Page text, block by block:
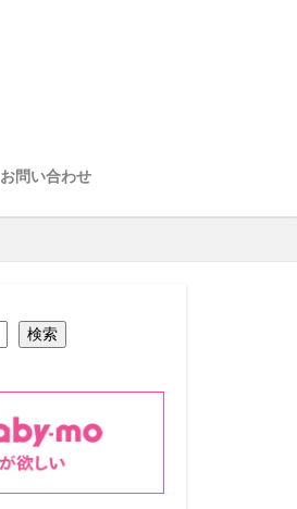
お問い合わせ
検索